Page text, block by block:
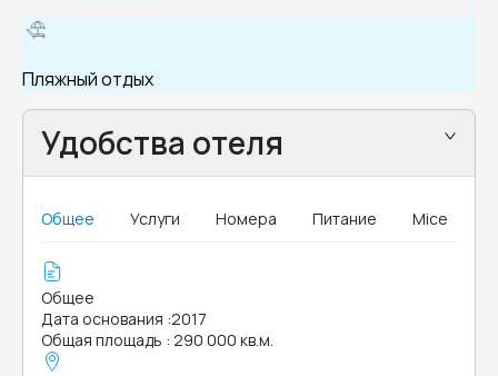
Пляжный отдых
Удобства отеля
Общее Услуги Номера Питание Mice
Общее
Дата основания :2017
Общая площадь : 290 000 кв.м.